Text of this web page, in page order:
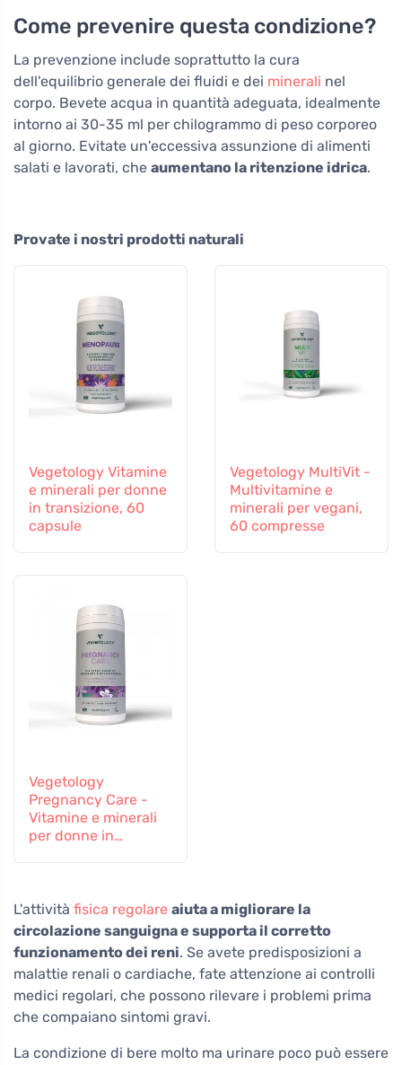
Come prevenire questa condizione?
La prevenzione include soprattutto la cura
dell'equilibrio generale dei fluidi e dei minerali nel
corpo. Bevete acqua in quantità adeguata, idealmente
intorno ai 30-35 ml per chilogrammo di peso corporeo
al giorno. Evitate un'eccessiva assunzione di alimenti
salati e lavorati, che aumentano la ritenzione idrica.
Provate i nostri prodotti naturali
Vegetology Vitamine
e minerali per donne
in transizione, 60
capsule
Vegetology MultiVit -
Multivitamine e
minerali per vegani,
60 compresse
Vegetology
Pregnancy Care -
Vitamine e minerali
per donne in
L'attività fisica regolare aiuta a migliorare la
circolazione sanguigna e supporta il corretto
funzionamento dei reni. Se avete predisposizioni a
malattie renali o cardiache, fate attenzione ai controlli
medici regolari, che possono rilevare i problemi prima
che compaiano sintomi gravi.
La condizione di bere molto ma urinare poco può essere